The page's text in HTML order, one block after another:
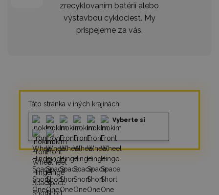
zrecyklovaním batérií alebo
výstavbou cyklociest. My
prispejeme za vás.
Táto stránka v iných krajinách:
Vyberte si